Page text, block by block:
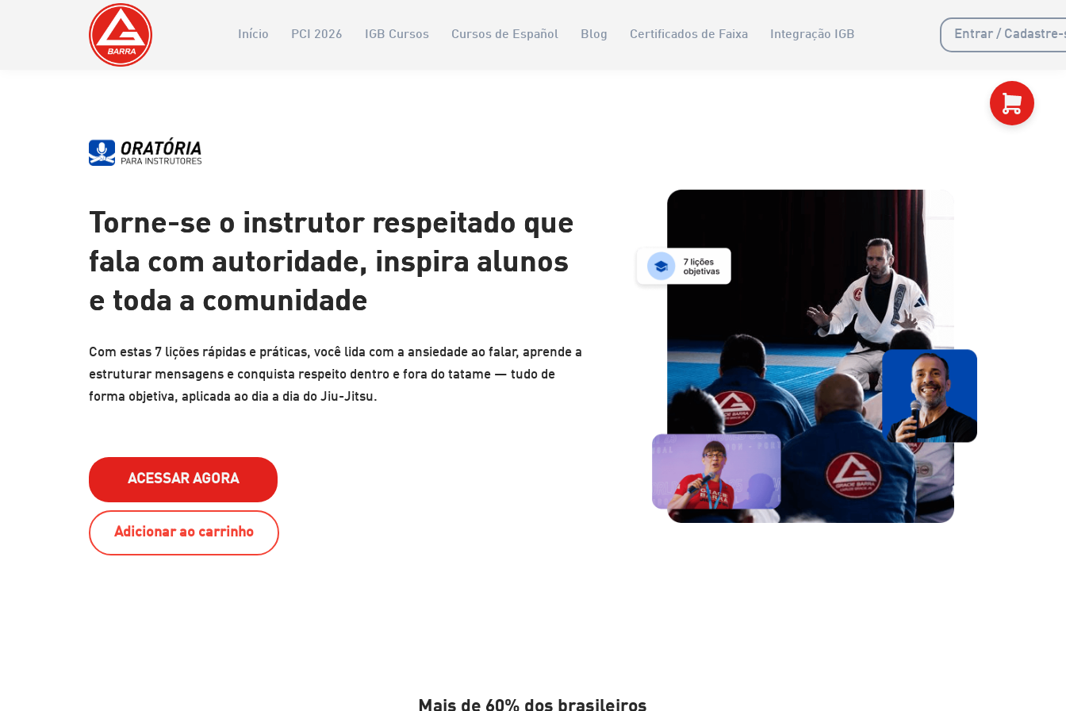
Início PCI 2026 IGB Cursos Cursos de Español Blog Certificados de Faixa Integração IGB Entrar / Cadastre-
Torne-se o instrutor respeitado que
fala com autoridade, inspira alunos
e toda a comunidade
Com estas 7 lições rápidas e práticas, você lida com a ansiedade ao falar, aprende a
estruturar mensagens e conquista respeito dentro e fora do tatame — tudo de
forma objetiva, aplicada ao dia a dia do Jiu-Jitsu.
ACESSAR AGORA
Adicionar ao carrinho
Mais de 60% dos brasileiros